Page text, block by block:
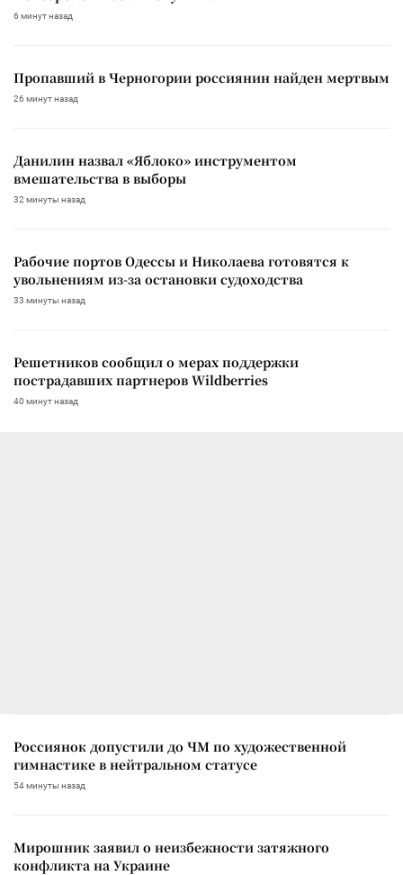
6 минут назад
Пропавший в Черногории россиянин найден мертвым
26 минут назад
Данилин назвал «Яблоко» инструментом
вмешательства в выборы
32 минуты назад
Рабочие портов Одессы и Николаева готовятся к
увольнениям из-за остановки судоходства
33 минуты назад
Решетников сообщил о мерах поддержки
пострадавших партнеров Wildberries
40 минут назад
Россиянок допустили до ЧМ по художественной
гимнастике в нейтральном статусе
54 минуты назад
Мирошник заявил о неизбежности затяжного
конфликта на Украине